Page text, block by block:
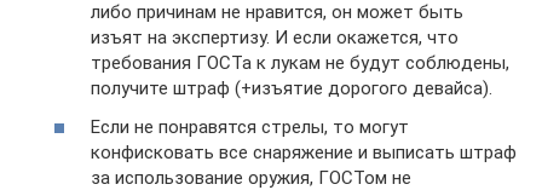
либо причинам не нравится, он может быть
изъят на экспертизу. И если окажется, что
требования ГОСТа к лукам не будут соблюдены,
получите штраф (+изъятие дорогого девайса).
Если не понравятся стрелы, то могут
конфисковать все снаряжение и выписать штраф
за использование оружия, ГОСТом не